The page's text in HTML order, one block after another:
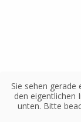
Sie sehen gerade
den eigentlichen
unten. Bitte